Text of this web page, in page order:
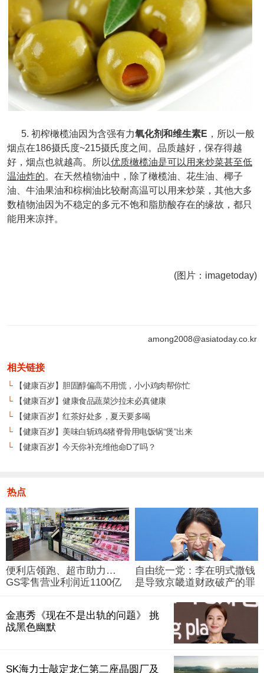
5. 初榨橄榄油因为含强有力氧化剂和维生素E ，所以一般
烟点在186摄氏度~215摄氏度之间。品质越好，保存得越
好，烟点也就越高。所以优质橄榄油是可以用来炒菜甚至低
温油炸的。在天然植物油中，除了橄榄油、花生油、椰子
油、牛油果油和棕榈油比较耐高温可以用来炒菜，其他大多
数植物油因为不稳定的多元不饱和脂肪酸存在的缘故，都只
能用来凉拌。
(图片：imagetoday)
among2008@asiatoday.co.kr
相关链接
└【健康百岁】胆固醇偏高不用慌，小小鸡肉帮你忙
└【健康百岁】健康食品蔬菜沙拉未必真健康
└【健康百岁】红茶好处多，夏天要多喝
└【健康百岁】美味白斩鸡&猪脊骨用电饭锅“煲”出来
└【健康百岁】今天你补充维他命D了吗？
热点
便利店领跑、超市助力…
GS零售营业利润近1100亿
自由统一党：李在明式撒钱
是导致京畿道财政破产的罪
金惠秀《现在不是出轨的问题》 挑
战黑色幽默
SK海力士敲定龙仁第二座晶圆厂及